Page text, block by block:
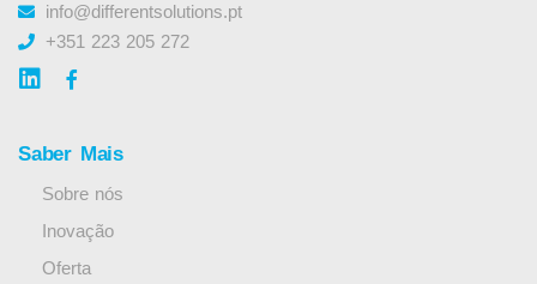
info@differentsolutions.pt
+351 223 205 272
Saber Mais
Sobre nós
Inovação
Oferta